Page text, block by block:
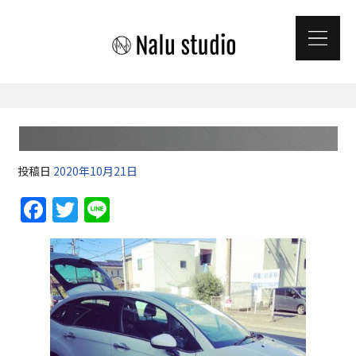
投稿日 2020年10月21日
F
a
c
e
b
o
T
w
itt
er
n
e